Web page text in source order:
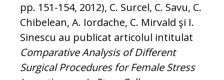
pp. 151-154, 2012), C. Surcel, C. Savu, C.
Chi­belean, A. Iordache, C. Mirvald şi I.
Sin­es­cu au publicat articolul intitulat
Com­pa­rative Analysis of Different
Surgical Pro­cedures for Female Stress